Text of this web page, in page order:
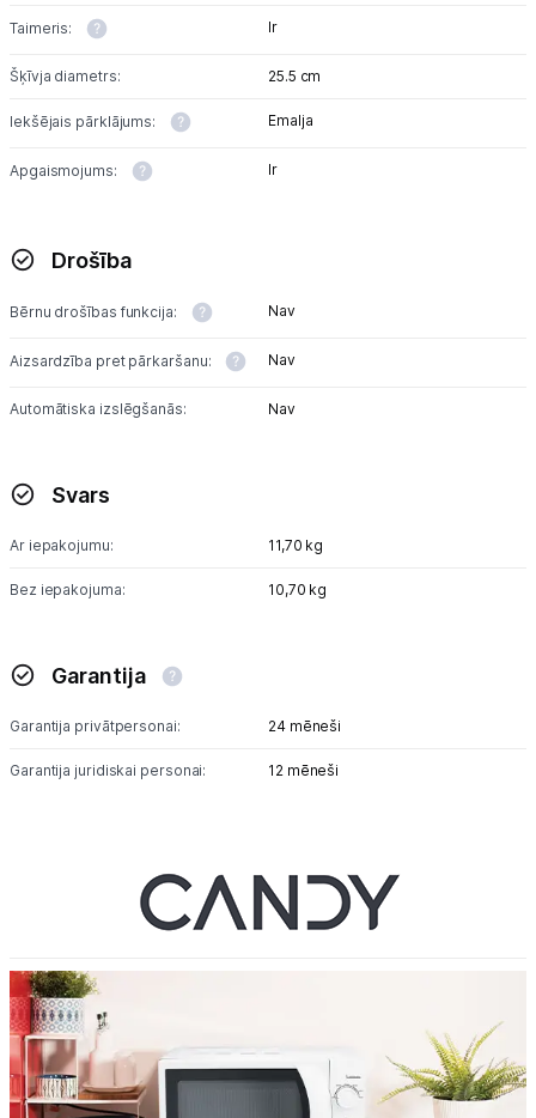
Taimeris: Ir
Šķīvja diametrs: 25.5 cm
Iekšējais pārklājums: Emalja
Apgaismojums: Ir
Drošība
Bērnu drošības funkcija: Nav
Aizsardzība pret pārkaršanu: Nav
Automātiska izslēgšanās: Nav
Svars
Ar iepakojumu: 11,70 kg
Bez iepakojuma: 10,70 kg
Garantija
Garantija privātpersonai: 24 mēneši
Garantija juridiskai personai: 12 mēneši